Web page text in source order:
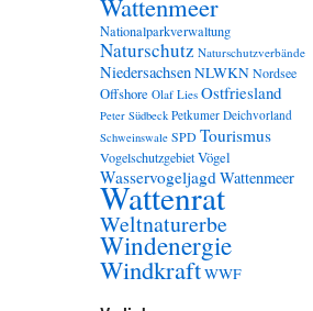
Wattenmeer
Nationalparkverwaltung
Naturschutz Naturschutzverbände
NiedersachsenNLWKNNordsee
Offshore Olaf Lies Ostfriesland
Peter Südbeck Petkumer Deichvorland
Schweinswale SPDTourismus
VogelschutzgebietVögel
WasservogeljagdWattenmeer
Wattenrat
Weltnaturerbe
Windenergie
WindkraftWWF